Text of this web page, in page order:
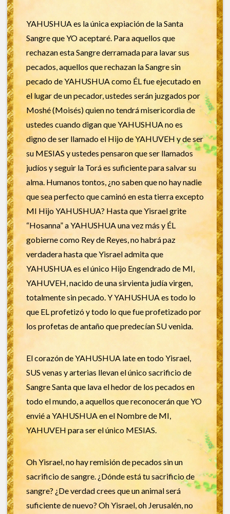
YAHUSHUA es la única expiación de la Santa
Sangre que YO aceptaré. Para aquellos que
rechazan esta Sangre derramada para lavar sus
pecados, aquellos que rechazan la Sangre sin
pecado de YAHUSHUA como ÉL fue ejecutado en
el lugar de un pecador, ustedes serán juzgados por
Moshé (Moisés) quien no tendrá misericordia de
ustedes cuando digan que YAHUSHUA no es
digno de ser llamado el Hijo de YAHUVEH y de ser
su MESIAS y ustedes pensaron que ser llamados
judíos y seguir la Torá es suficiente para salvar su
alma. Humanos tontos, ¿no saben que no hay nadie
que sea perfecto que caminó en esta tierra excepto
MI Hijo YAHUSHUA? Hasta que Yisrael grite
“Hosanna” a YAHUSHUA una vez más y ÉL
gobierne como Rey de Reyes, no habrá paz
verdadera hasta que Yisrael admita que
YAHUSHUA es el único Hijo Engendrado de MI,
YAHUVEH, nacido de una sirvienta judía virgen,
totalmente sin pecado. Y YAHUSHUA es todo lo
que EL profetizó y todo lo que fue profetizado por
los profetas de antaño que predecían SU venida.
El corazón de YAHUSHUA late en todo Yisrael,
SUS venas y arterias llevan el único sacrificio de
Sangre Santa que lava el hedor de los pecados en
todo el mundo, a aquellos que reconocerán que YO
envié a YAHUSHUA en el Nombre de MI,
YAHUVEH para ser el único MESIAS.
Oh Yisrael, no hay remisión de pecados sin un
sacrificio de sangre. ¿Dónde está tu sacrificio de
sangre? ¿De verdad crees que un animal será
suficiente de nuevo? Oh Yisrael, oh Jerusalén, no